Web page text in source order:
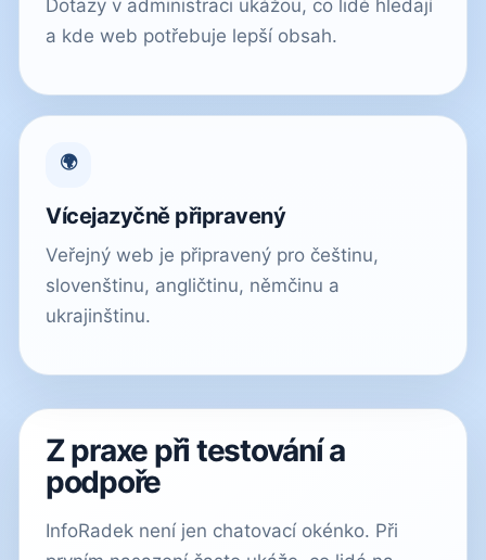
Dotazy v administraci ukážou, co lidé hledají
a kde web potřebuje lepší obsah.
🌍
Vícejazyčně připravený
Veřejný web je připravený pro češtinu,
slovenštinu, angličtinu, němčinu a
ukrajinštinu.
Z praxe při testování a
podpoře
InfoRadek není jen chatovací okénko. Při